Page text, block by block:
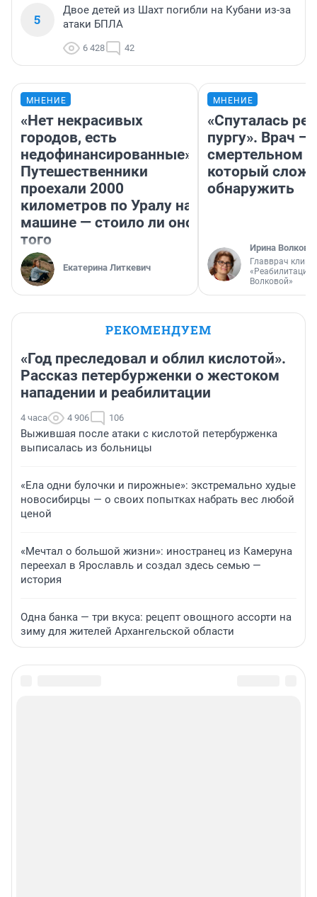
5
Двое детей из Шахт погибли на Кубани из-за
атаки БПЛА
6 428 42
МНЕНИЕ
«Нет некрасивых
городов, есть
недофинансированные».
Путешественники
проехали 2000
километров по Уралу на
машине — стоило ли оно
того
Екатерина Литкевич
МНЕНИЕ
«Спуталась
пургу». Врач —
смертельном
который
обнаружить
Ирина Волкова
Главврач
«Реабилитация
Волковой»
РЕКОМЕНДУЕМ
«Год преследовал и облил кислотой».
Рассказ петербурженки о жестоком
нападении и реабилитации
4 часа 4 906 106
Выжившая после атаки с кислотой петербурженка
выписалась из больницы
«Ела одни булочки и пирожные»: экстремально худые
новосибирцы — о своих попытках набрать вес любой
ценой
«Мечтал о большой жизни»: иностранец из Камеруна
переехал в Ярославль и создал здесь семью —
история
Одна банка — три вкуса: рецепт овощного ассорти на
зиму для жителей Архангельской области